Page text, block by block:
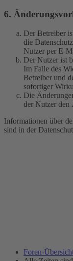
6.
Der Betreiber
die
Nutzer per E-
Der Nutzer ist
Im Falle des
Betreiber und
sofortiger
Die
der Nutzer den
Informationen über
sind in der
Foren-